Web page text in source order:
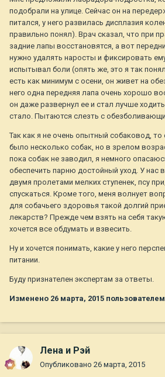
подобрали на улице. Сейчас он на
питался, у него развилась дисплазия
правильно понял). Врач сказал, что при
задние лапы восстановятся, а вот
нужно удалять наросты и фиксировать
испытывал боли (опять же, это я так
есть как минимум с осени, он живет на
него одна передняя лапа очень хорошо
он даже развернул ее и стал лучше
стало. Пытаются слезть с
Так как я не очень опытный собаковод, то
было несколько собак, но в зрелом
пока собак не заводил, я немного
обеспечить парню достойный уход. У нас
двумя пролетами мелких ступенек, псу
спускаться. Кроме того, меня волнует
для собачьего здоровья такой долгий
лекарств? Прежде чем взять на себя
хочется все обдумать и взвесить.
Ну и хочется понимать, какие у него
питании.
Буду признателен экспертам за ответы.
Изменено 26 марта, 2015
Лена и Рэй
Опубликовано 26 марта, 2015